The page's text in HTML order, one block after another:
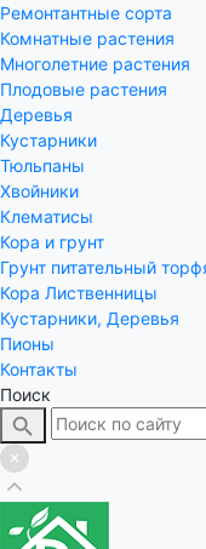
Ремонтантные сорта
Комнатные растения
Многолетние растения
Плодовые растения
Деревья
Кустарники
Тюльпаны
Хвойники
Клематисы
Кора и грунт
Грунт питательный
Кора Лиственницы
Кустарники, Деревья
Пионы
Контакты
Поиск